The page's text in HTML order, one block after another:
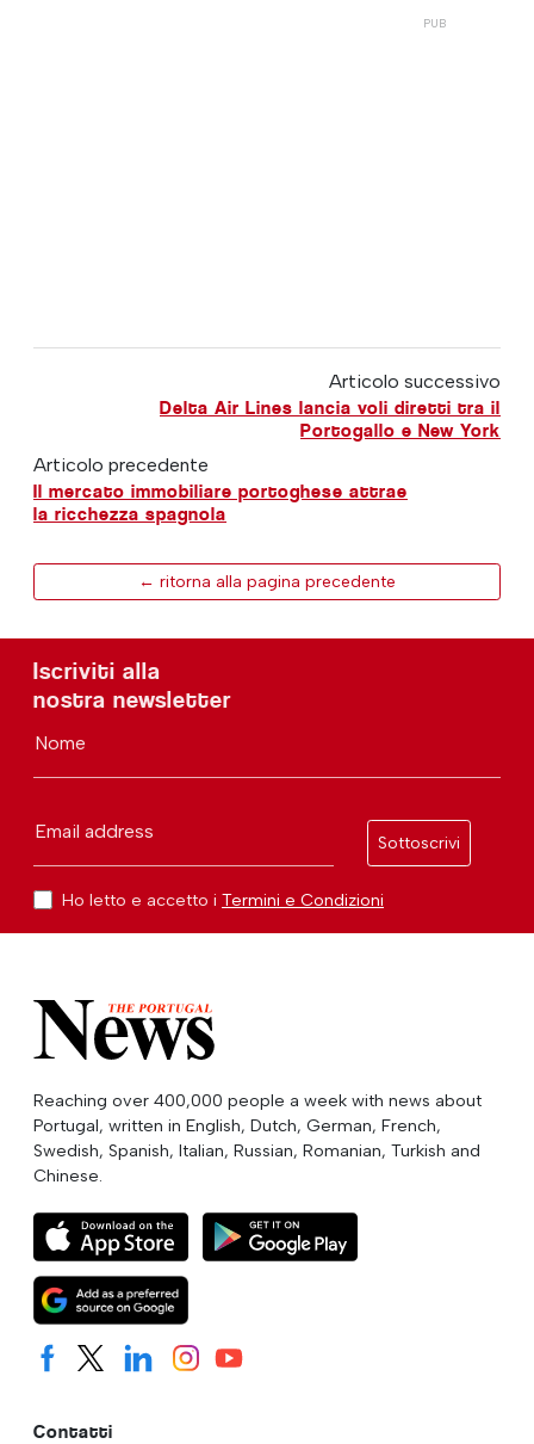
Articolo successivo
Delta Air Lines lancia voli diretti tra il
Portogallo e New York
Articolo precedente
Il mercato immobiliare portoghese attrae
la ricchezza spagnola
← ritorna alla pagina precedente
Iscriviti alla
nostra newsletter
Nome
Email address
Sottoscrivi
Ho letto e accetto i Termini e Condizioni
Reaching over 400,000 people a week with news about
Portugal, written in English, Dutch, German, French,
Swedish, Spanish, Italian, Russian, Romanian, Turkish and
Chinese.
Contatti